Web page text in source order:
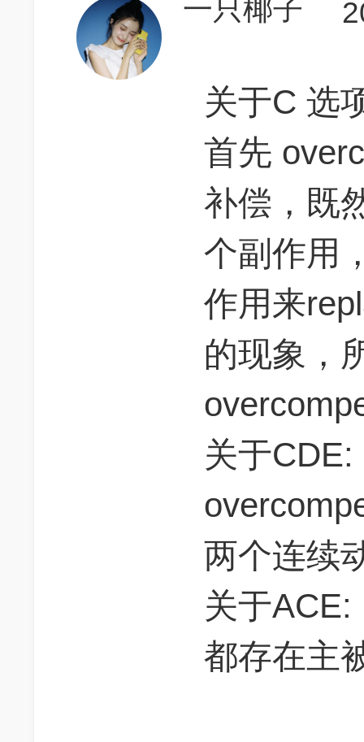
一只椰子
关于C 选
首先
补偿，既
个副作用
作用来
的现象，
关于CDE:
两个连续
关于ACE:
都存在主